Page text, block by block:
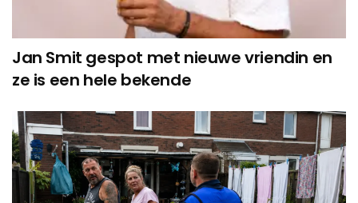
Jan Smit gespot met nieuwe vriendin en
ze is een hele bekende